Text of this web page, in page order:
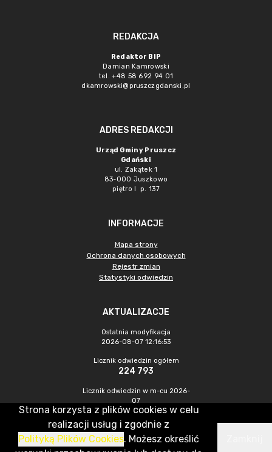
REDAKCJA
Redaktor BIP
Damian Kamrowski
tel. +48 58 692 94 01
dkamrowski@pruszczgdanski.pl
ADRES REDAKCJI
Urząd Gminy Pruszcz
Gdański
ul. Zakątek 1
83-000 Juszkowo
piętro I p. 137
INFORMACJE
Mapa strony
Ochrona danych osobowych
Rejestr zmian
Statystyki odwiedzin
AKTUALIZACJE
Ostatnia modyfikacja
2026-08-07 12:16:53
Licznik odwiedzin ogółem
224 793
Licznik odwiedzin w m-cu 2026-
07
946
CMS & Hosting: Nefeni Sp. z o.o.
Strona korzysta z plików cookies w celu
realizacji usług i zgodnie z
Polityką Plików Cookies. Możesz określić